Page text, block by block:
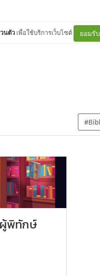
นตัว เพื่อใช้บริการเว็บไซต์ ยอมรับ
พิทักษ์